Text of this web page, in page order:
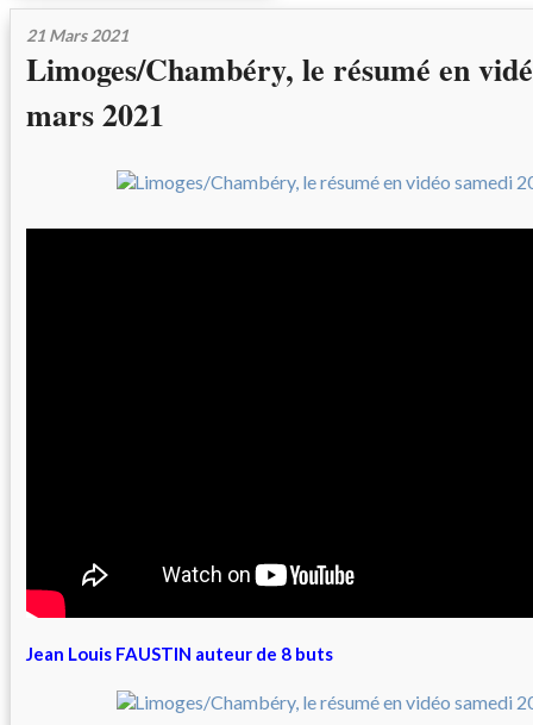
21 Mars 2021
Limoges/Chambéry, le résumé en
mars 2021
Jean Louis FAUSTIN auteur de 8 buts